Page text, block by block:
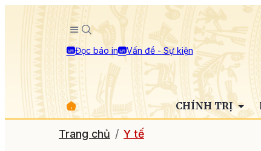
Đọc báo in Vấn đề - Sự kiện
CHÍNH TRỊ
Trang chủ Y tế